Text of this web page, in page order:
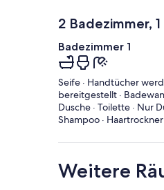
2 Badezimmer,
Badezimmer 1
Seife · Handtücher
bereitgestellt ·
Dusche · Toilette · Nur
Shampoo · Haartrockner
Weitere